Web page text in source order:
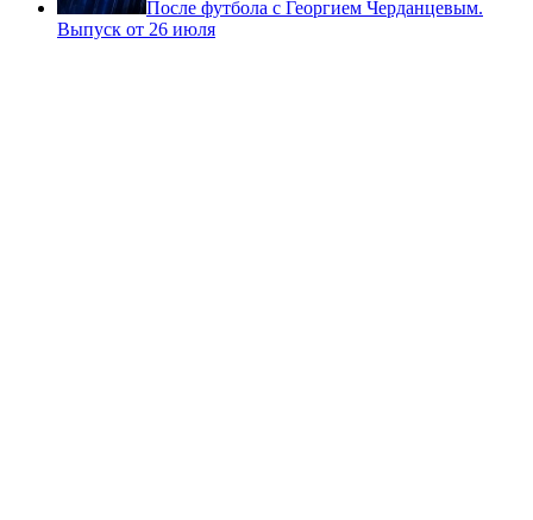
После футбола с Георгием Черданцевым.
Выпуск от 26 июля